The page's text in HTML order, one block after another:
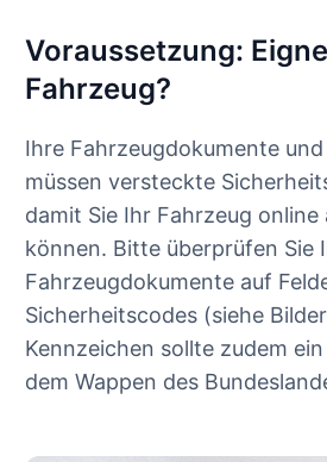
Voraussetzung:
Fahrzeug?
Ihre Fahrzeugdokumente
müssen versteckte
damit Sie Ihr Fahrzeug online
können. Bitte überprüfen Sie
Fahrzeugdokumente auf
Sicherheitscodes (siehe
Kennzeichen sollte zudem
dem Wappen des